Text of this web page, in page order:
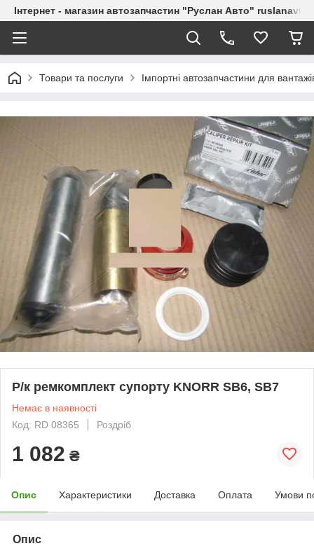
Інтернет - магазин автозапчастин "Руслан Авто"
Товари та послуги Імпортні автозапчастини для
Р/к ремкомплект супорту KNORR SB6, SB7
Немає в наявності
Код: RD 08365
Роздріб
1 082 ₴
Опис Характеристики Доставка Оплата Умови
Опис